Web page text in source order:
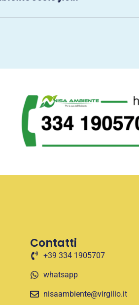
Contatti
+39 334 1905707
whatsapp
nisaambiente@virgilio.it